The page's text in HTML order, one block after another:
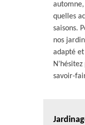
quelles
saisons.
nos
adapté
savoir-